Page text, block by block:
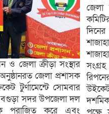
ও জেলা ক্রীড়া সংস্থার
জেলা প্রশাসক
টুর্ণামেন্টে সোমবার
বগুড়া সদর উপজেলা দল
পরাজিত করে এবং
জেলা